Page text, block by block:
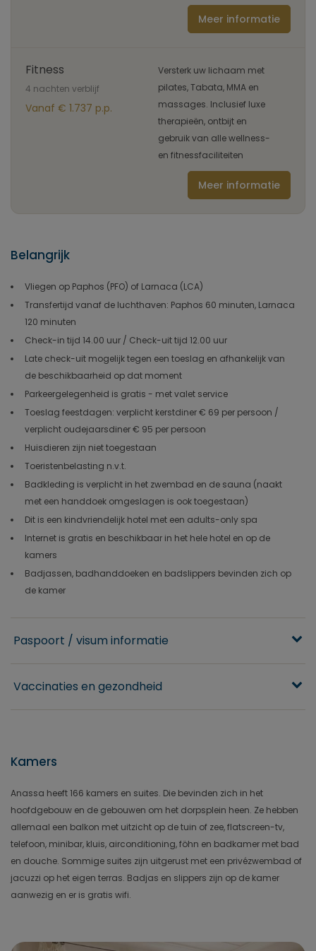
Meer informatie
Fitness
4 nachten verblijf
Vanaf € 1.737 p.p.
Versterk uw lichaam met
pilates, Tabata, MMA en
massages. Inclusief luxe
therapieën, ontbijt en
gebruik van alle wellness-
en fitnessfaciliteiten
Meer informatie
Belangrijk
Vliegen op Paphos (PFO) of Larnaca (LCA)
Transfertijd vanaf de luchthaven: Paphos 60 minuten, Larnaca
120 minuten
Check-in tijd 14.00 uur / Check-uit tijd 12.00 uur
Late check-uit mogelijk tegen een toeslag en afhankelijk van
de beschikbaarheid op dat moment
Parkeergelegenheid is gratis - met valet service
Toeslag feestdagen: verplicht kerstdiner € 69 per persoon /
verplicht oudejaarsdiner € 95 per persoon
Huisdieren zijn niet toegestaan
Toeristenbelasting n.v.t.
Badkleding is verplicht in het zwembad en de sauna (naakt
met een handdoek omgeslagen is ook toegestaan)
Dit is een kindvriendelijk hotel met een adults-only spa
Internet is gratis en beschikbaar in het hele hotel en op de
kamers
Badjassen, badhanddoeken en badslippers bevinden zich op
de kamer
Paspoort / visum informatie
Vaccinaties en gezondheid
Kamers
Anassa heeft 166 kamers en suites. Die bevinden zich in het
hoofdgebouw en de gebouwen om het dorpsplein heen. Ze hebben
allemaal een balkon met uitzicht op de tuin of zee, flatscreen-tv,
telefoon, minibar, kluis, airconditioning, föhn en badkamer met bad
en douche. Sommige suites zijn uitgerust met een privézwembad of
jacuzzi op het eigen terras. Badjas en slippers zijn op de kamer
aanwezig en er is gratis wifi.